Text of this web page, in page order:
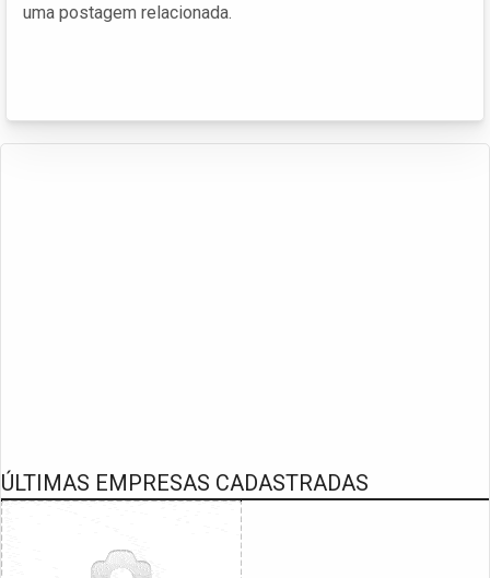
uma postagem relacionada.
ÚLTIMAS EMPRESAS CADASTRADAS